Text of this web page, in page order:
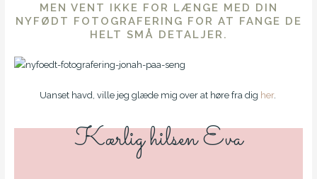
MEN VENT IKKE FOR LÆNGE MED DIN
NYFØDT FOTOGRAFERING FOR AT FANGE DE
HELT SMÅ DETALJER.
Uanset havd, ville jeg glæde mig over at høre fra dig her.
Kærlig hilsen Eva